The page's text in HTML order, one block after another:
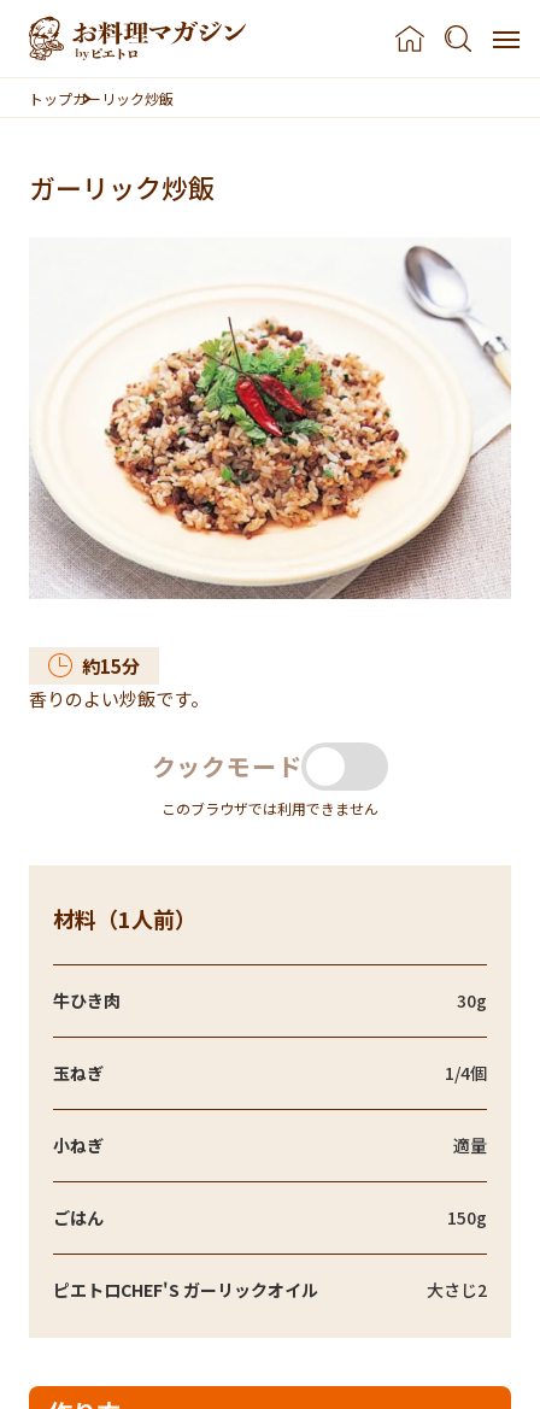
本文へスキップ
トップガーリック炒飯
ガーリック炒飯
約15分
香りのよい炒飯です。
クックモード
このブラウザでは利用できません
材料（1人前）
牛ひき肉 30g
玉ねぎ 1/4個
小ねぎ 適量
ごはん 150g
ピエトロCHEF'S ガーリックオイル 大さじ2